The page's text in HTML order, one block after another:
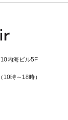
内海ビル5F
時～18時）